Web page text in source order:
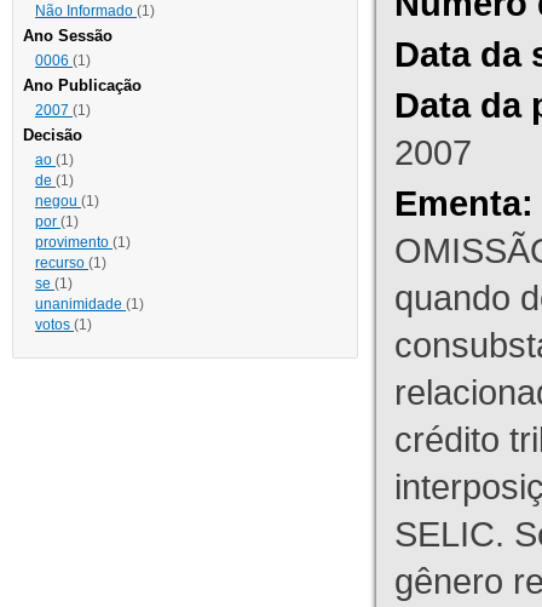
Não Informado (1)
Ano Sessão
0006 (1)
Ano Publicação
2007 (1)
Decisão
ao (1)
de (1)
negou (1)
por (1)
provimento (1)
recurso (1)
se (1)
unanimidade (1)
votos (1)
Data da
Data da
2007
Ementa:
quando
crédito
SELIC.
gênero